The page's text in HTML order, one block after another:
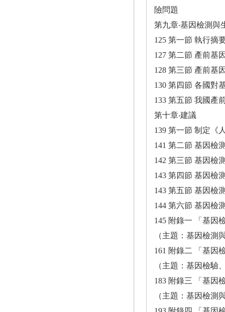
險問題
第九章‧基因檢測與
125 第一節 執行摘
127 第二節 產前基
128 第三節 產前基
130 第四節 各國對
133 第五節 我國產
第十章‧建議
139 第一節 制定《
141 第二節 基因檢
142 第三節 基因檢
143 第四節 基因檢
143 第五節 基因檢
144 第六節 基因檢
145 附錄一 「基因
（主題：基因檢測
161 附錄二 「基因
（主題：基因檢驗
183 附錄三 「基因
（主題：基因檢測